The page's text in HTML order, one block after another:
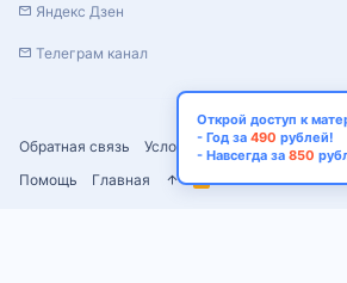
Обратная связь Условия и правила
Помощь
Главная
Яндекс Дзен
Телеграм канал
Открой доступ к
- Год за 490 рублей!
- Навсегда за 850